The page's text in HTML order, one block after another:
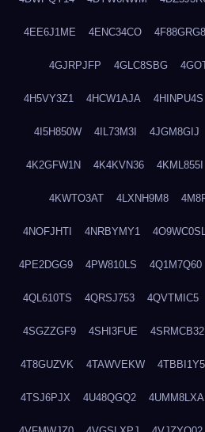
4EE6J1ME 4ENC34CO 4F88GRG8
4GJRPJFP 4GLC8SBG
4H5VY3Z1 4HCW1AJA 4HINPU4S
4I5H850W 4IL73M3I 4JGM8GIJ
4K2GFW1N 4K4KVN36 4KML855I
4KWTO3AT 4LXNH9M8
4NOFJHTI 4NRBYMY1 4O9WC0SL
4PE2DGG9 4PW810LS 4Q1M7Q60
4QL610TS 4QRSJ753 4QVTMIC5
4SGZZGF9 4SHI3FUE 4SRMCB32
4T8GUZVK 4TAWVEKW 4TBBI1Y5
4TSJ6PJX 4U48QGQ2 4UMM8LXA